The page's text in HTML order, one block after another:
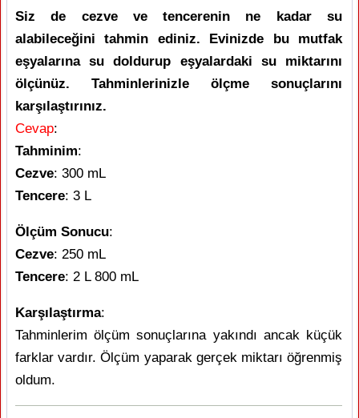
Siz de cezve ve tencerenin ne kadar su
alabileceğini tahmin ediniz. Evinizde bu mutfak
eşyalarına su doldurup eşyalardaki su miktarını
ölçünüz. Tahminlerinizle ölçme sonuçlarını
karşılaştırınız.
Cevap:
Tahminim:
Cezve: 300 mL
Tencere: 3 L
Ölçüm Sonucu:
Cezve: 250 mL
Tencere: 2 L 800 mL
Karşılaştırma:
Tahminlerim ölçüm sonuçlarına yakındı ancak küçük
farklar vardır. Ölçüm yaparak gerçek miktarı öğrenmiş
oldum.